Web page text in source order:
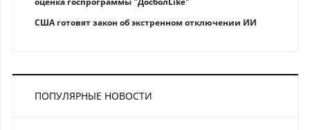
США готовят закон об экстренном отключении ИИ
ПОПУЛЯРНЫЕ НОВОСТИ